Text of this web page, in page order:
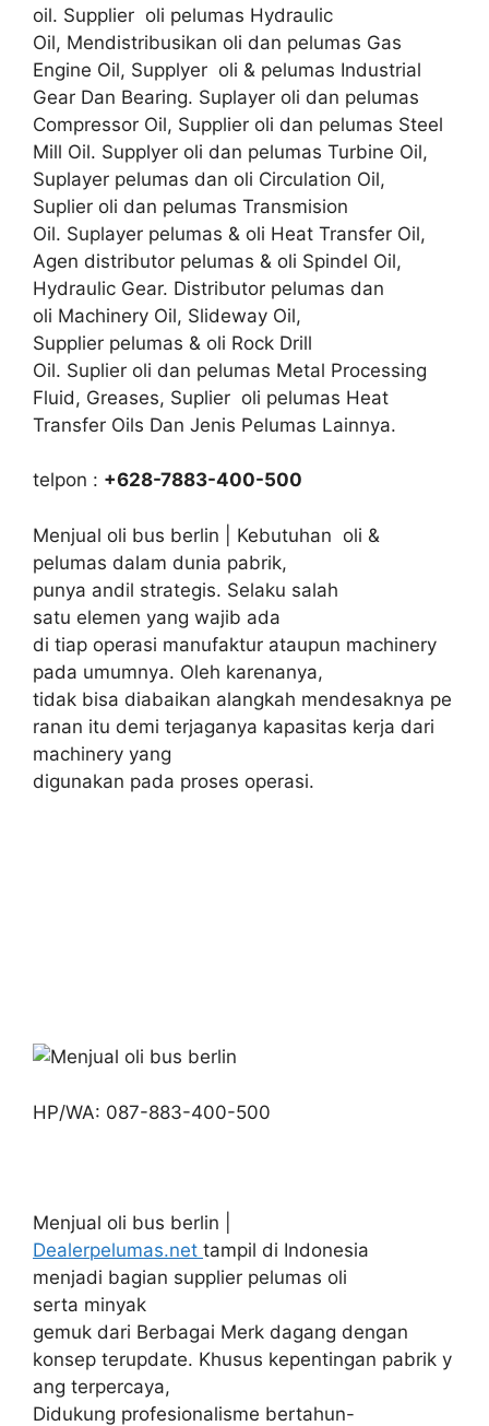
oil. Supplier oli pelumas Hydraulic
Oil, Mendistribusikan oli dan pelumas Gas
Engine Oil, Supplyer oli & pelumas Industrial
Gear Dan Bearing. Suplayer oli dan pelumas
Compressor Oil, Supplier oli dan pelumas Steel
Mill Oil. Supplyer oli dan pelumas Turbine Oil,
Suplayer pelumas dan oli Circulation Oil,
Suplier oli dan pelumas Transmision
Oil. Suplayer pelumas & oli Heat Transfer Oil,
Agen distributor pelumas & oli Spindel Oil,
Hydraulic Gear. Distributor pelumas dan
oli Machinery Oil, Slideway Oil,
Supplier pelumas & oli Rock Drill
Oil. Suplier oli dan pelumas Metal Processing
Fluid, Greases, Suplier oli pelumas Heat
Transfer Oils Dan Jenis Pelumas Lainnya.
telpon : +628-7883-400-500
Menjual oli bus berlin | Kebutuhan oli &
pelumas dalam dunia pabrik,
punya andil strategis. Selaku salah
satu elemen yang wajib ada
di tiap operasi manufaktur ataupun machinery
pada umumnya. Oleh karenanya,
tidak bisa diabaikan alangkah mendesaknya pe
ranan itu demi terjaganya kapasitas kerja dari
machinery yang
digunakan pada proses operasi.
HP/WA: 087-883-400-500
Menjual oli bus berlin |
Dealerpelumas.net tampil di Indonesia
menjadi bagian supplier pelumas oli
serta minyak
gemuk dari Berbagai Merk dagang dengan
konsep terupdate. Khusus kepentingan pabrik y
ang terpercaya,
Didukung profesionalisme bertahun-